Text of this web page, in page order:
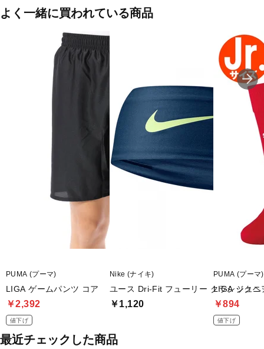
よく一緒に買われている商品
PUMA (プーマ)
LIGA ゲームパンツ コア
￥2,392
値下げ
Nike (ナイキ)
ユース Dri-Fit フューリー クラシックヘ
￥1,120
PUMA (プーマ)
LIGA ジュニ
￥894
値下げ
最近チェックした商品